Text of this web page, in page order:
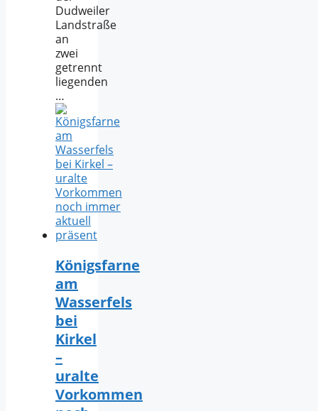
Dudweiler
Landstraße
an
zwei
getrennt
liegenden
…
Königsfarne
am
Wasserfels
bei
Kirkel
–
uralte
Vorkommen